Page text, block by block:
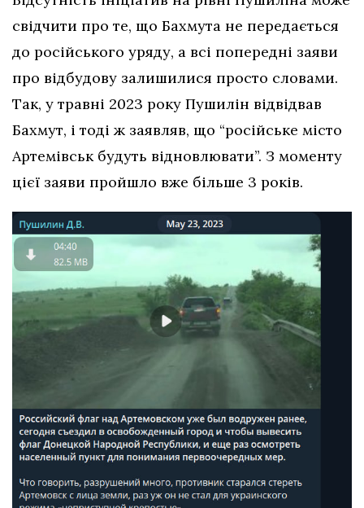
свідчити про те, що Бахмута не передається
до російського уряду, а всі попередні заяви
про відбудову залишилися просто словами.
Так, у травні 2023 року Пушилін відвідвав
Бахмут, і тоді ж заявляв, що “російське місто
Артемівськ будуть відновлювати”. З моменту
цієї заяви пройшло вже більше 3 років.